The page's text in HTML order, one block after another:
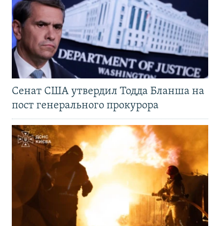
Сенат США утвердил Тодда Бланша на
пост генерального прокурора